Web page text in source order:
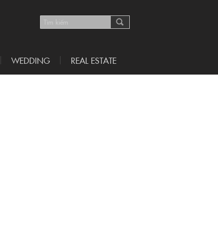
WEDDING REAL ESTATE